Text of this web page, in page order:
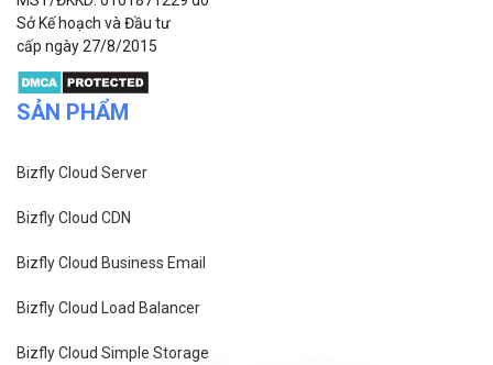
Sở Kế hoạch và Đầu tư
cấp ngày 27/8/2015
SẢN PHẨM
Bizfly Cloud Server
Bizfly Cloud CDN
Bizfly Cloud Business Email
Bizfly Cloud Load Balancer
Bizfly Cloud Simple Storage